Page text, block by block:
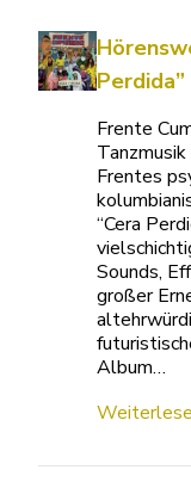
Perdida”
Frente
Frentes
“Cera
Sounds,
großer
Album…